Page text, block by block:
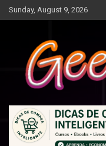
Skip
to
Sunday, August 9, 2026
Geek Chic